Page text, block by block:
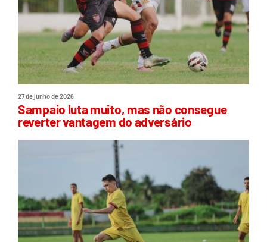
27 de junho de 2026
Sampaio luta muito, mas não consegue
reverter vantagem do adversário